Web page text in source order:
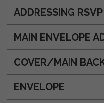
ADDRESSING
MAIN ENVELOPE
COVER/MAIN
ENVELOPE